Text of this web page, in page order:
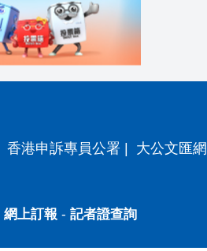
香港申訴專員公署 | 大公文匯網
網上訂報 - 記者證查詢